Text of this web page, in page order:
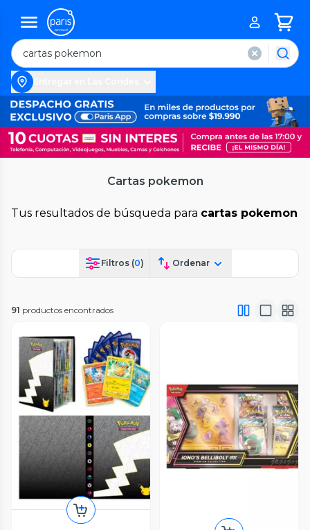
Cartas pokemon
Tus resultados de búsqueda para cartas pokemon
Filtros (0) Ordenar
91 productos encontrados